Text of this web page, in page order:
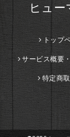
ヒュー
トップ
サービス概要
特定商